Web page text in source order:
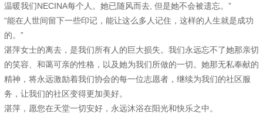
温暖我们NECINA每个人。她已随风而去, 但是她不会被遗忘。 ”
“能在人世间留下一些印记，能让这么多人记住，这样的人生就是成功
的。 ”
湛萍女士的离去，是我们所有人的巨大损失。我们永远忘不了她那亲切
的笑容、和蔼可亲的性格，以及她为我们所做的一切。她那无私奉献的
精神，将永远激励着我们协会的每一位志愿者，继续为我们的社区服
务，让我们的社区变得更加美好。
湛萍，愿您在天堂一切安好，永远沐浴在阳光和快乐之中。